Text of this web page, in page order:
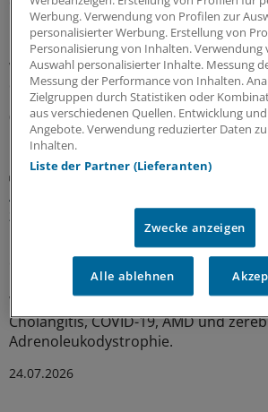
In hausärztlichen Praxen wird
Leitlinien zurückgegriffen – eine
wegen Zeitmangels und zu
deutlichen Verbesserungsbedarf.
03.08.2026
Juli-Sitzung des CHMP
Acht Pharma-Innovationen auf
zur EU-Zulassung
Neue Ansätze gegen zu hohe
einen Schwerpunkt der jüngsten
bei der EMA: Auch gab es
Wirkstoffe gegen Plaque-Psoriasis,
Cholangitis, COVID-19, AMD und
Adrenoleukodystrophie.
24.07.2026
Werbung. Verwendung von Profilen zur
personalisierter Werbung. Erstellung von
Personalisierung von Inhalten. Verwendung
Auswahl personalisierter Inhalte. Messung
Messung der Performance von Inhalten.
Zielgruppen durch Statistiken oder
aus verschiedenen Quellen. Entwicklung
Angebote. Verwendung reduzierter Daten
Inhalten.
Liste der Partner (Lieferanten)
Zwecke anzeigen
Alle ablehnen